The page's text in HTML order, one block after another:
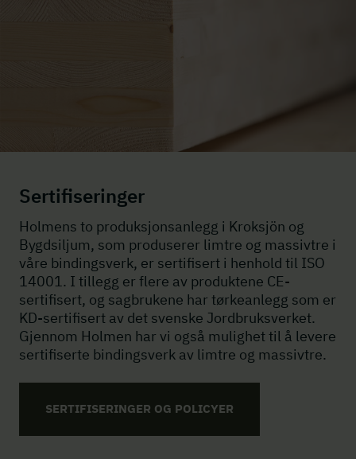
Sertifiseringer
Holmens to produksjonsanlegg i Kroksjön og
Bygdsiljum, som produserer limtre og massivtre i
våre bindingsverk, er sertifisert i henhold til ISO
14001. I tillegg er flere av produktene CE-
sertifisert, og sagbrukene har tørkeanlegg som er
KD-sertifisert av det svenske Jordbruksverket.
Gjennom Holmen har vi også mulighet til å levere
sertifiserte bindingsverk av limtre og massivtre.
SERTIFISERINGER OG POLICYER